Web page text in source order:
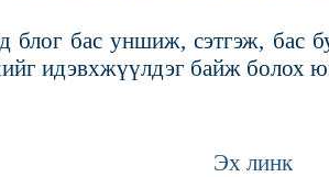
блог бас уншиж, сэтгэж, бас
идэвхжүүлдэг байж болох
Эх линк